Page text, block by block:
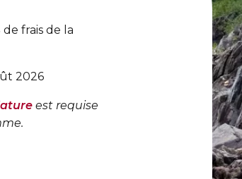
frais de la
2026
est requise